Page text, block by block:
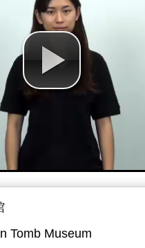
Tomb Museum